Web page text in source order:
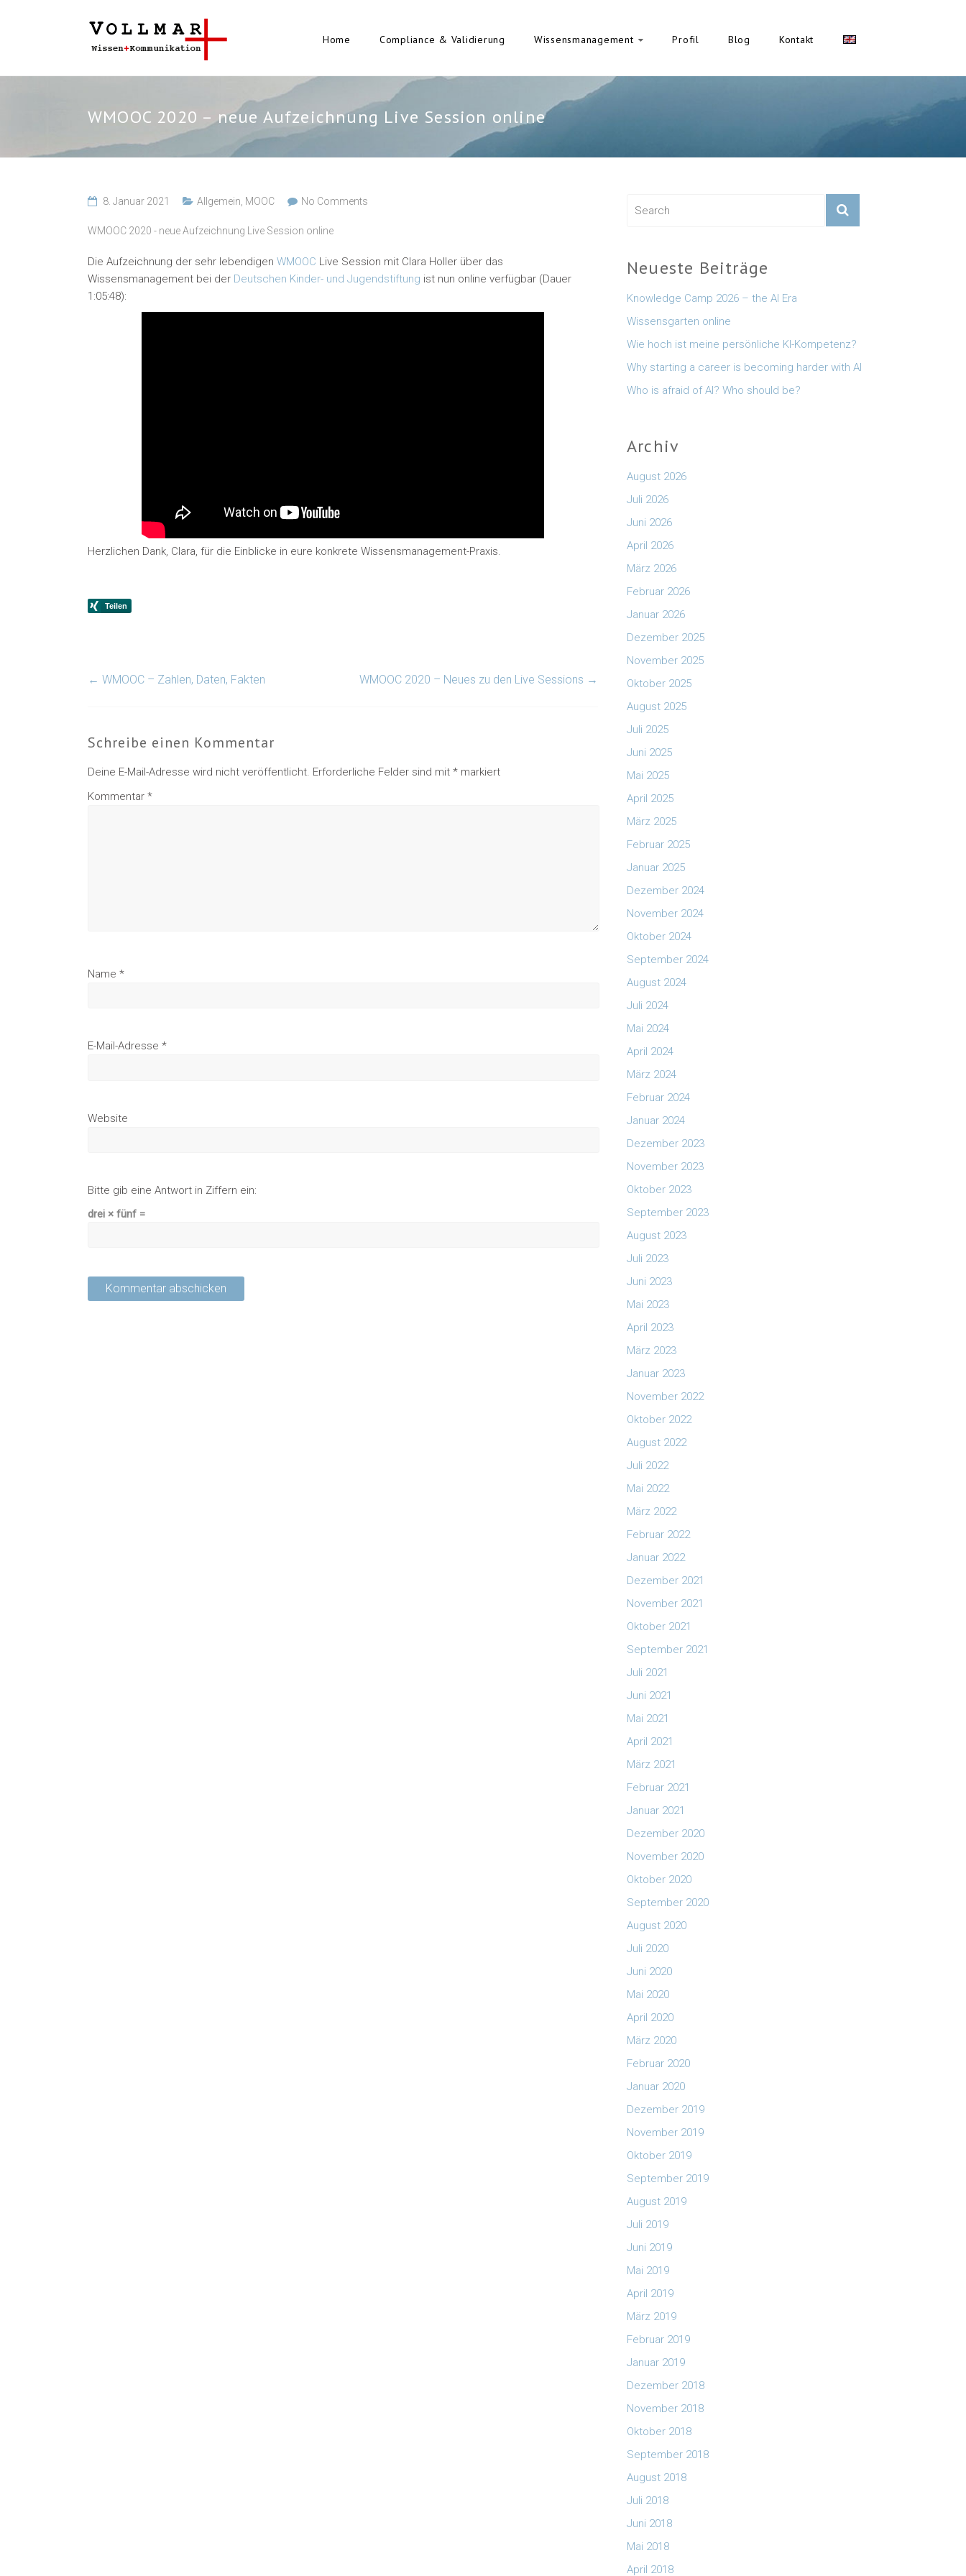
Home Compliance & Validierung Wissensmanagement Profil Blog Kontakt
WMOOC 2020 – neue Aufzeichnung Live Session online
8. Januar 2021 Allgemein MOOC No Comments
WMOOC 2020 - neue Aufzeichnung Live Session online
Die Aufzeichnung der sehr lebendigen WMOOC Live Session mit Clara Holler über das
Wissensmanagement bei der Deutschen Kinder- und Jugendstiftung ist nun online verfügbar (Dauer
1:05:48):
Herzlichen Dank, Clara, für die Einblicke in eure konkrete Wissensmanagement-Praxis.
← WMOOC – Zahlen, Daten, Fakten WMOOC 2020 – Neues zu den Live Sessions →
Schreibe einen Kommentar
Deine E-Mail-Adresse wird nicht veröffentlicht. Erforderliche Felder sind mit * markiert
Kommentar *
Name *
E-Mail-Adresse *
Website
Bitte gib eine Antwort in Ziffern ein:
drei × fünf =
Neueste Beiträge
Knowledge Camp 2026 – the AI Era
Wissensgarten online
Wie hoch ist meine persönliche KI-Kompetenz?
Why starting a career is becoming harder with AI
Who is afraid of AI? Who should be?
Archiv
August 2026
Juli 2026
Juni 2026
April 2026
März 2026
Februar 2026
Januar 2026
Dezember 2025
November 2025
Oktober 2025
August 2025
Juli 2025
Juni 2025
Mai 2025
April 2025
März 2025
Februar 2025
Januar 2025
Dezember 2024
November 2024
Oktober 2024
September 2024
August 2024
Juli 2024
Mai 2024
April 2024
März 2024
Februar 2024
Januar 2024
Dezember 2023
November 2023
Oktober 2023
September 2023
August 2023
Juli 2023
Juni 2023
Mai 2023
April 2023
März 2023
Januar 2023
November 2022
Oktober 2022
August 2022
Juli 2022
Mai 2022
März 2022
Februar 2022
Januar 2022
Dezember 2021
November 2021
Oktober 2021
September 2021
Juli 2021
Juni 2021
Mai 2021
April 2021
März 2021
Februar 2021
Januar 2021
Dezember 2020
November 2020
Oktober 2020
September 2020
August 2020
Juli 2020
Juni 2020
Mai 2020
April 2020
März 2020
Februar 2020
Januar 2020
Dezember 2019
November 2019
Oktober 2019
September 2019
August 2019
Juli 2019
Juni 2019
Mai 2019
April 2019
März 2019
Februar 2019
Januar 2019
Dezember 2018
November 2018
Oktober 2018
September 2018
August 2018
Juli 2018
Juni 2018
Mai 2018
April 2018